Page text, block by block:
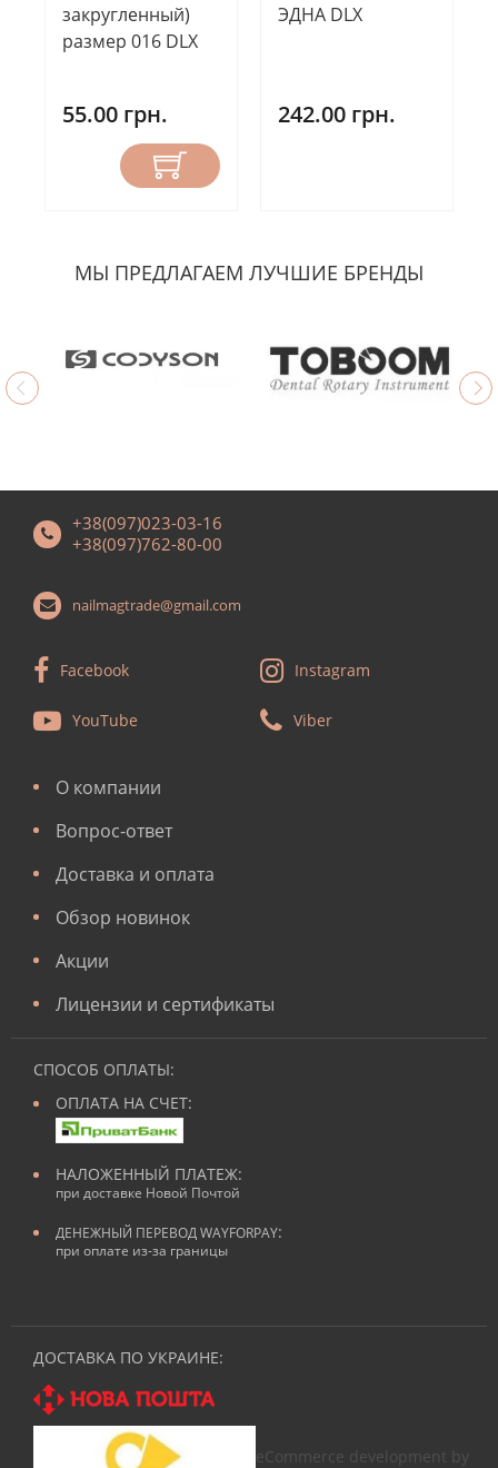
закругленный)
размер 016 DLX
55.00 грн.
ЭДНА DLX
242.00 грн.
МЫ ПРЕДЛАГАЕМ ЛУЧШИЕ БРЕНДЫ
+38(097)023-03-16
+38(097)762-80-00
nailmagtrade@gmail.com
Facebook Instagram
YouTube Viber
О компании
Вопрос-ответ
Доставка и оплата
Обзор новинок
Акции
Лицензии и сертификаты
СПОСОБ ОПЛАТЫ:
ОПЛАТА НА СЧЕТ:
НАЛОЖЕННЫЙ ПЛАТЕЖ:
при доставке Новой Почтой
ДЕНЕЖНЫЙ ПЕРЕВОД WAYFORPAY:
при оплате из-за границы
ДОСТАВКА ПО УКРАИНЕ:
eCommerce development by